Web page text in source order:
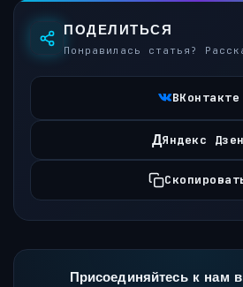
ПОДЕЛИТЬСЯ
Понравилась статья?
ВКонтакте
ДЯндекс Дзен
Присоединяйтесь к